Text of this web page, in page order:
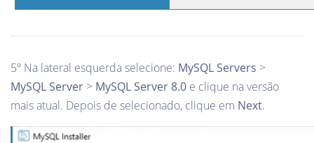
5º Na lateral esquerda selecione: MySQL Servers >
MySQL Server > MySQL Server 8.0 e clique na versão
mais atual. Depois de selecionado, clique em Next.